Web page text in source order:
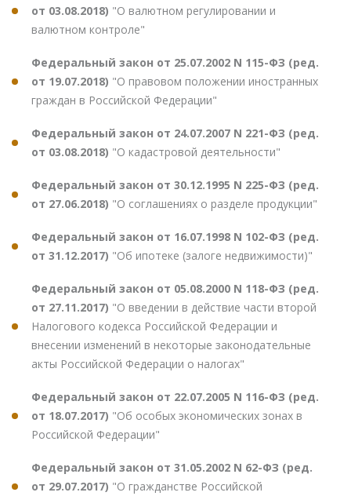
от 03.08.2018) "О валютном регулировании и
валютном контроле"
Федеральный закон от 25.07.2002 N 115-ФЗ (ред.
от 19.07.2018) "О правовом положении иностранных
граждан в Российской Федерации"
Федеральный закон от 24.07.2007 N 221-ФЗ (ред.
от 03.08.2018) "О кадастровой деятельности"
Федеральный закон от 30.12.1995 N 225-ФЗ (ред.
от 27.06.2018) "О соглашениях о разделе продукции"
Федеральный закон от 16.07.1998 N 102-ФЗ (ред.
от 31.12.2017) "Об ипотеке (залоге недвижимости)"
Федеральный закон от 05.08.2000 N 118-ФЗ (ред.
от 27.11.2017) "О введении в действие части второй
Налогового кодекса Российской Федерации и
внесении изменений в некоторые законодательные
акты Российской Федерации о налогах"
Федеральный закон от 22.07.2005 N 116-ФЗ (ред.
от 18.07.2017) "Об особых экономических зонах в
Российской Федерации"
Федеральный закон от 31.05.2002 N 62-ФЗ (ред.
от 29.07.2017) "О гражданстве Российской